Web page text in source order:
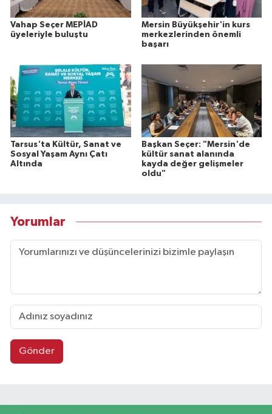
Vahap Seçer MEPİAD
üyeleriyle buluştu
Mersin Büyükşehir'in kurs
merkezlerinden önemli
başarı
Tarsus'ta Kültür, Sanat ve
Sosyal Yaşam Aynı Çatı
Altında
Başkan Seçer: "Mersin'de
kültür sanat alanında
kayda değer gelişmeler
oldu"
Yorumlar
Gönder